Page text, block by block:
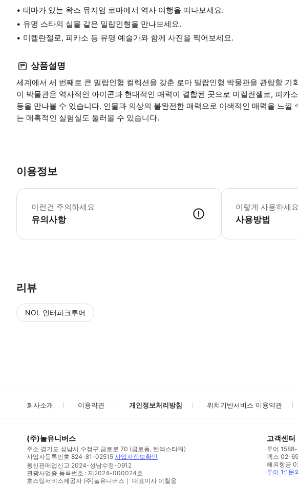
테마가 있는 왁스 뮤지엄 로마에서 역사 여행을 떠나보세요.
유명 스타의 실물 같은 밀랍인형을 만나보세요.
미켈란젤로, 피카소 등 유명 예술가와 함께 사진을 찍어보세요.
상품설명
세계에서 세 번째로 큰 밀랍인형 컬렉션을 갖춘 로마 밀랍인형 박물관을 관람할 기
이 박물관은 역사적인 아이콘과 현대적인 매력이 결합된 곳으로 미켈란젤로, 피카
등을 만나볼 수 있습니다. 인물과 의상의 불완전한 매력으로 이색적인 매력을 느낄
는 매혹적인 실험실도 둘러볼 수 있습니다.
이용정보
이런건 주의하세요
유의사항
어린이 규정 - 신장 100
이렇게 사용하세요
사용방법
리뷰
NOL 인터파크투어
회사소개 이용약관 개인정보처리방침 위치기반서비스 이용약관
(주)놀유니버스
주소 경기도 성남시 수정구 금토로 70 (금토동, 텐엑스타워)
사업자등록번호 824-81-02515 사업자정보확인
통신판매업신고 2024-성남수정-0912
관광사업증 등록번호 : 제2024-000024호
호스팅서비스제공자 (주)놀유니버스｜ 대표이사 이철웅
고객센터
투어
팩스 02-
해외항공
투어 1:1문